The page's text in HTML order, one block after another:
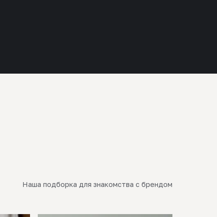
Наша подборка для знакомства с брендом